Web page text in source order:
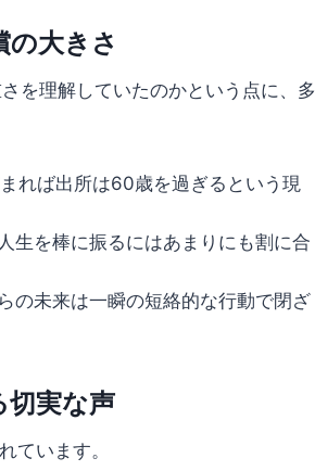
の大きさ
を理解していたのかという点に、多
れば出所は60歳を過ぎるという現
生を棒に振るにはあまりにも割に合
の未来は一瞬の短絡的な行動で閉ざ
切実な声
ています。